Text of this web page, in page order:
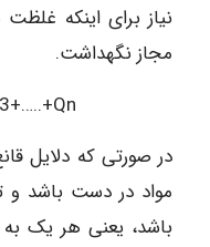
نیاز برای اینکه
مجاز نگهداشت.
در صورتی که دلایل
مواد در دست باشد و
باشد، یعنی هر یک